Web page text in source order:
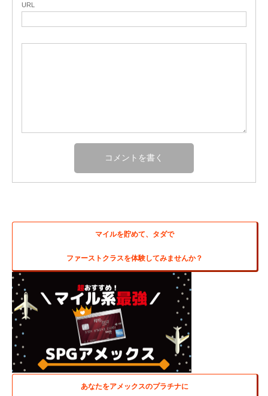
URL
マイルを貯めて、タダで
ファーストクラスを体験してみませんか？
あなたをアメックスのプラチナに